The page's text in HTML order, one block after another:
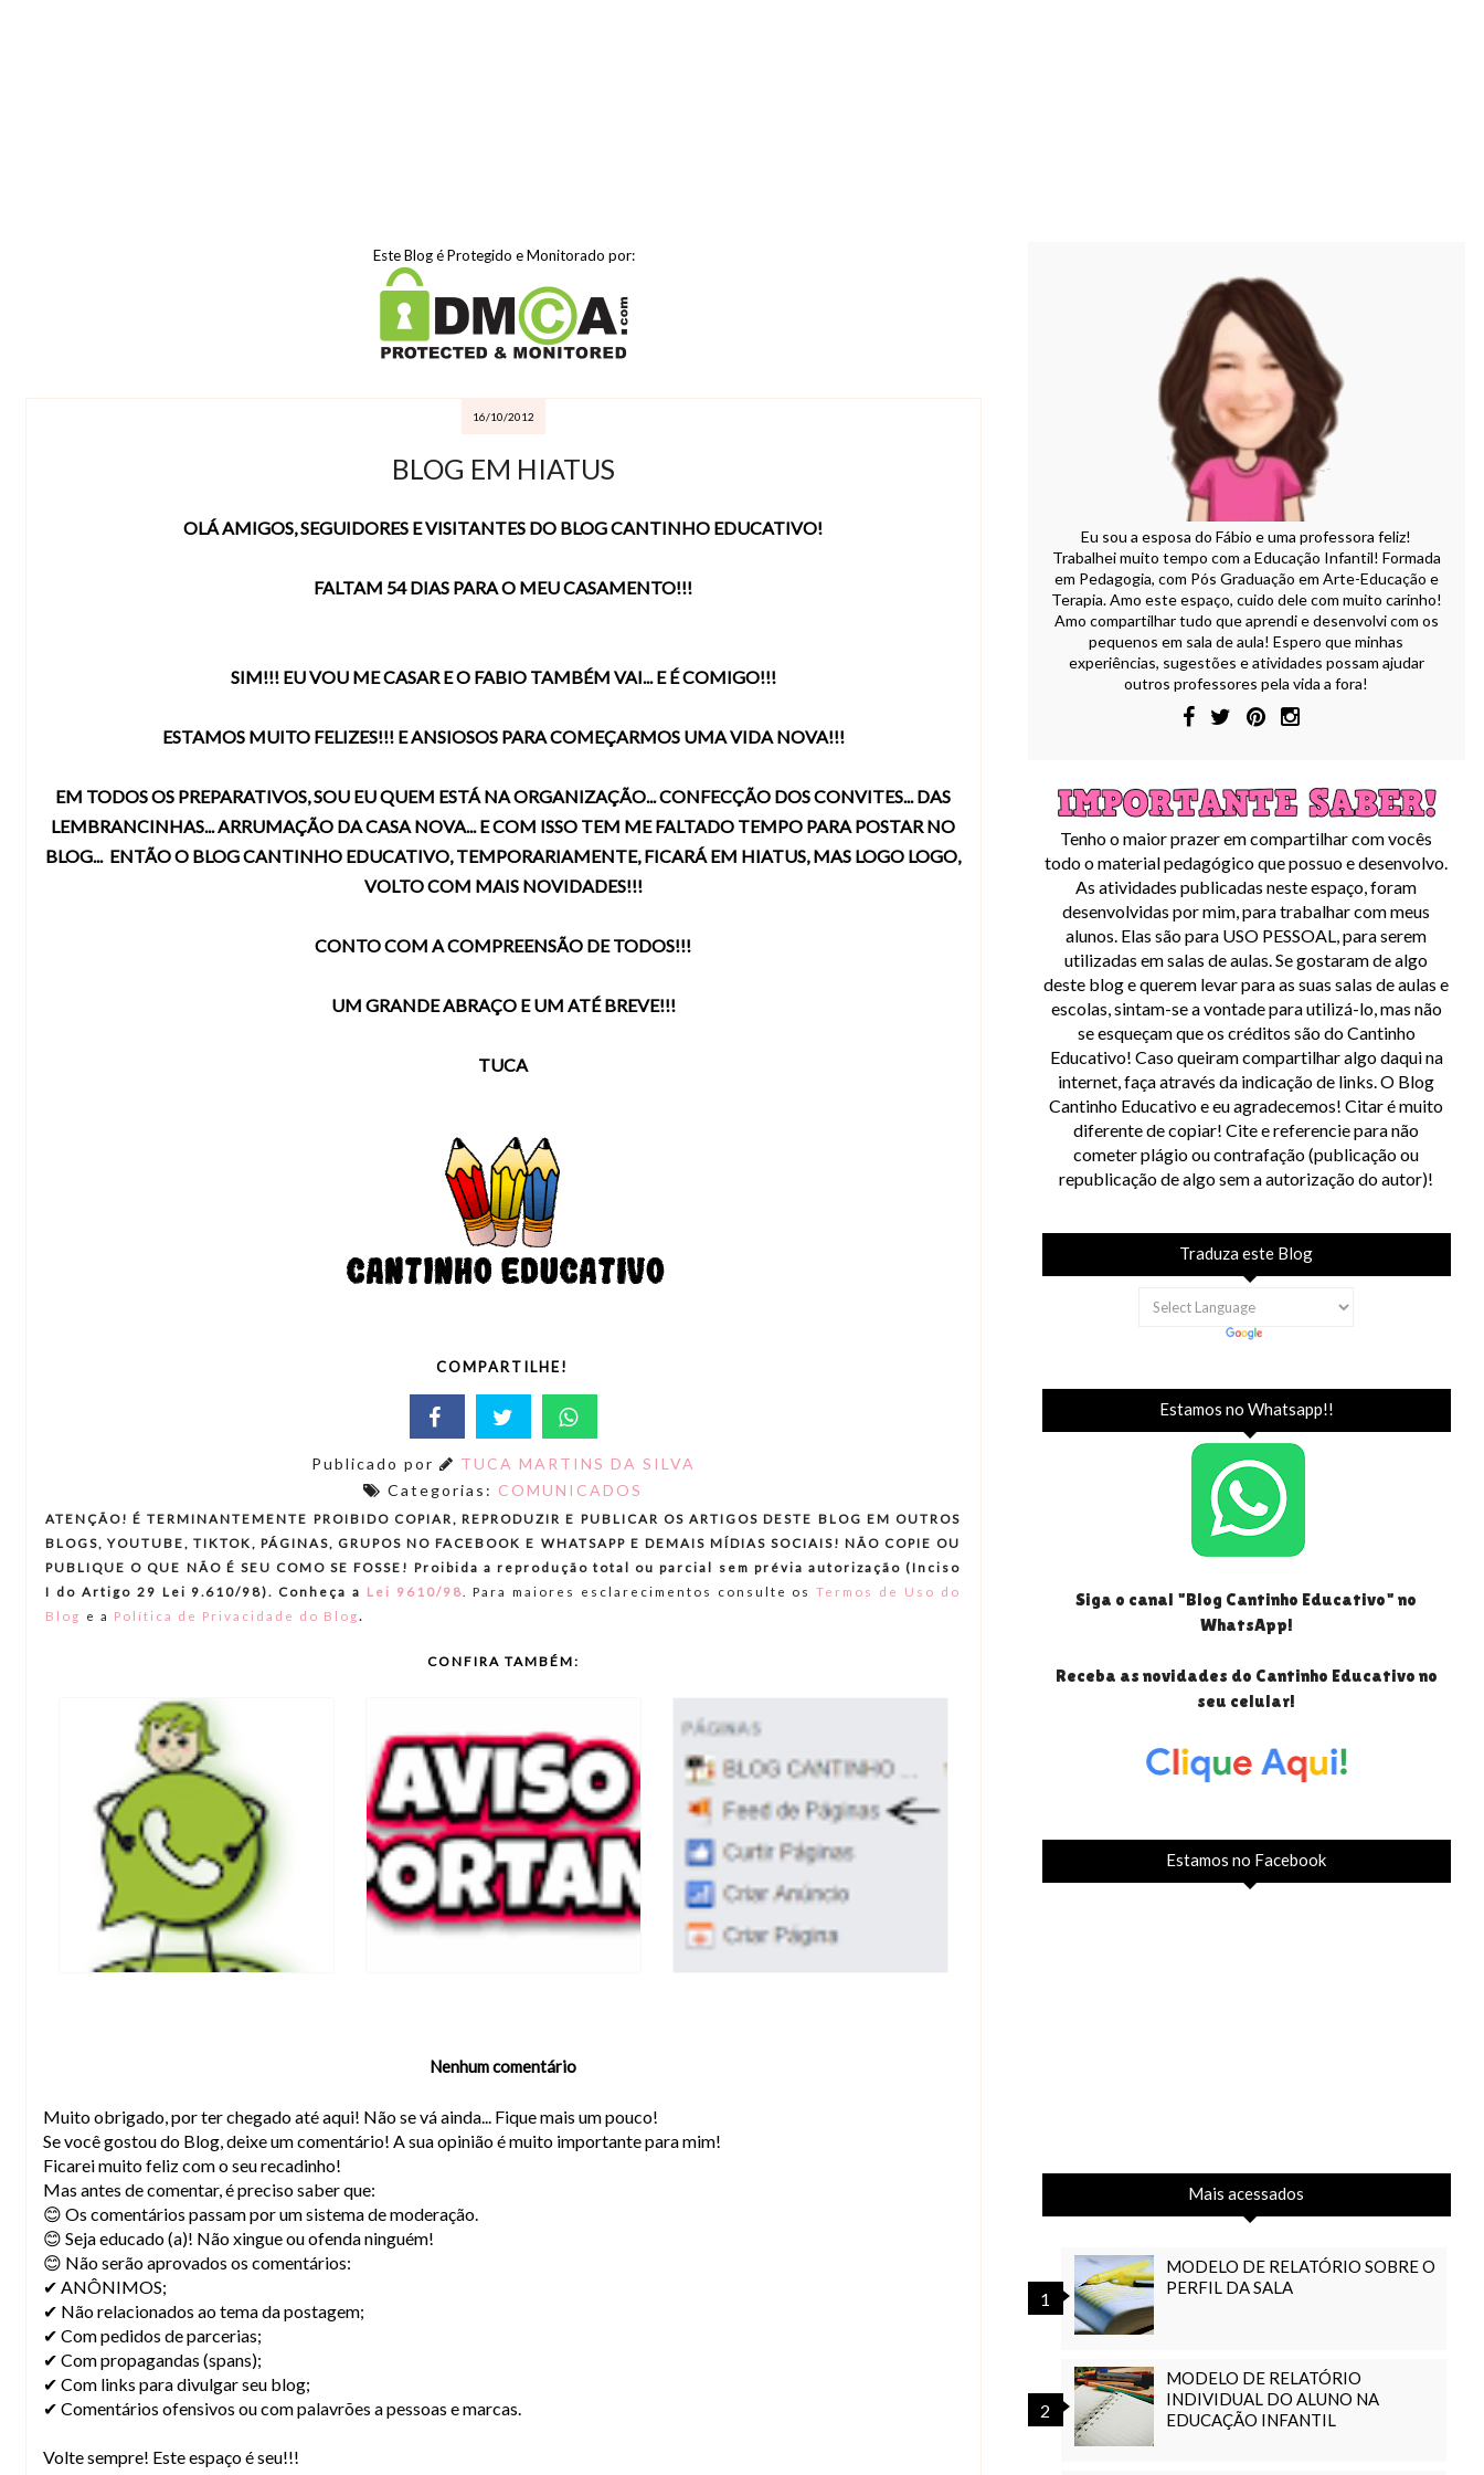
Este Blog é Protegido e Monitorado por:
16/10/2012
BLOG EM HIATUS
OLÁ AMIGOS, SEGUIDORES E VISITANTES DO BLOG CANTINHO EDUCATIVO!
FALTAM 54 DIAS PARA O MEU CASAMENTO!!!
SIM!!! EU VOU ME CASAR E O FABIO TAMBÉM VAI... E É COMIGO!!!
ESTAMOS MUITO FELIZES!!! E ANSIOSOS PARA COMEÇARMOS UMA VIDA NOVA!!!
EM TODOS OS PREPARATIVOS, SOU EU QUEM ESTÁ NA ORGANIZAÇÃO... CONFECÇÃO DOS CONVITES... DAS
LEMBRANCINHAS... ARRUMAÇÃO DA CASA NOVA... E COM ISSO TEM ME FALTADO TEMPO PARA POSTAR NO
BLOG... ENTÃO O BLOG CANTINHO EDUCATIVO, TEMPORARIAMENTE, FICARÁ EM HIATUS, MAS LOGO LOGO,
VOLTO COM MAIS NOVIDADES!!!
CONTO COM A COMPREENSÃO DE TODOS!!!
UM GRANDE ABRAÇO E UM ATÉ BREVE!!!
TUCA
COMPARTILHE!
Publicado por
TUCA MARTINS DA SILVA
Categorias: COMUNICADOS
ATENÇÃO! É TERMINANTEMENTE PROIBIDO COPIAR, REPRODUZIR E PUBLICAR OS ARTIGOS DESTE BLOG EM OUTROS
BLOGS, YOUTUBE, TIKTOK, PÁGINAS, GRUPOS NO FACEBOOK E WHATSAPP E DEMAIS MÍDIAS SOCIAIS! NÃO COPIE OU
PUBLIQUE O QUE NÃO É SEU COMO SE FOSSE! Proibida a reprodução total ou parcial sem prévia autorização (Inciso
I do Artigo 29 Lei 9.610/98). Conheça a Lei 9610/98 Para maiores esclarecimentos consulte osTermos de Uso do
Blog e a Política de Privacidade do Blog.
CONFIRA TAMBÉM:
Nenhum comentário
Muito obrigado, por ter chegado até aqui! Não se vá ainda... Fique mais um pouco!
Se você gostou do Blog, deixe um comentário! A sua opinião é muito importante para mim!
Ficarei muito feliz com o seu recadinho!
Mas antes de comentar, é preciso saber que:
😊 Os comentários passam por um sistema de moderação.
😊 Seja educado (a)! Não xingue ou ofenda ninguém!
😊 Não serão aprovados os comentários:
✔ ANÔNIMOS;
✔ Não relacionados ao tema da postagem;
✔ Com pedidos de parcerias;
✔ Com propagandas (spans);
✔ Com links para divulgar seu blog;
✔ Comentários ofensivos ou com palavrões a pessoas e marcas.
Volte sempre! Este espaço é seu!!!
Eu sou a esposa do Fábio e uma professora feliz!
Trabalhei muito tempo com a Educação Infantil! Formada
em Pedagogia, com Pós Graduação em Arte-Educação e
Terapia. Amo este espaço, cuido dele com muito carinho!
Amo compartilhar tudo que aprendi e desenvolvi com os
pequenos em sala de aula! Espero que minhas
experiências, sugestões e atividades possam ajudar
outros professores pela vida a fora!
Tenho o maior prazer em compartilhar com vocês
todo o material pedagógico que possuo e desenvolvo.
As atividades publicadas neste espaço, foram
desenvolvidas por mim, para trabalhar com meus
alunos. Elas são para USO PESSOAL, para serem
utilizadas em salas de aulas. Se gostaram de algo
deste blog e querem levar para as suas salas de aulas e
escolas, sintam-se a vontade para utilizá-lo, mas não
se esqueçam que os créditos são do Cantinho
Educativo! Caso queiram compartilhar algo daqui na
internet, faça através da indicação de links. O Blog
Cantinho Educativo e eu agradecemos! Citar é muito
diferente de copiar! Cite e referencie para não
cometer plágio ou contrafação (publicação ou
republicação de algo sem a autorização do autor)!
Traduza este Blog
Estamos no Whatsapp!!
Siga o canal "Blog Cantinho Educativo" no
WhatsApp!
Receba as novidades do Cantinho Educativo no
seu celular!
Estamos no Facebook
Mais acessados
MODELO DE RELATÓRIO SOBRE O
PERFIL DA SALA
MODELO DE RELATÓRIO
INDIVIDUAL DO ALUNO NA
EDUCAÇÃO INFANTIL